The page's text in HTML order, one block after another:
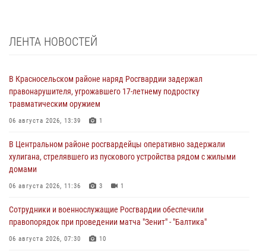
ЛЕНТА НОВОСТЕЙ
В Красносельском районе наряд Росгвардии задержал
правонарушителя, угрожавшего 17-летнему подростку
травматическим оружием
06 августа 2026, 13:39 1
В Центральном районе росгвардейцы оперативно задержали
хулигана, стрелявшего из пускового устройства рядом с жилыми
домами
06 августа 2026, 11:36 3 1
Сотрудники и военнослужащие Росгвардии обеспечили
правопорядок при проведении матча "Зенит" - "Балтика"
06 августа 2026, 07:30 10